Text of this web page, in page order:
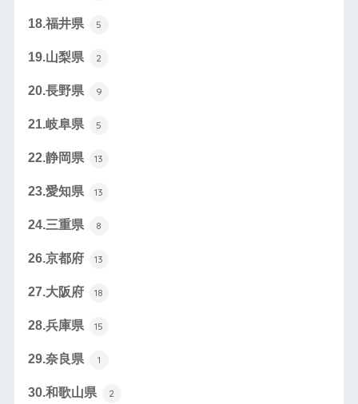
18.福井県 5
19.山梨県 2
20.長野県 9
21.岐阜県 5
22.静岡県 13
23.愛知県 13
24.三重県 8
26.京都府 13
27.大阪府 18
28.兵庫県 15
29.奈良県 1
30.和歌山県 2